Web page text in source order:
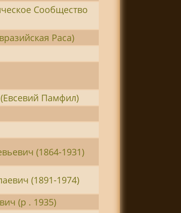
Сообщество
Раса)
Памфил)
(1864-1931)
(1891-1974)
(р . 1935)